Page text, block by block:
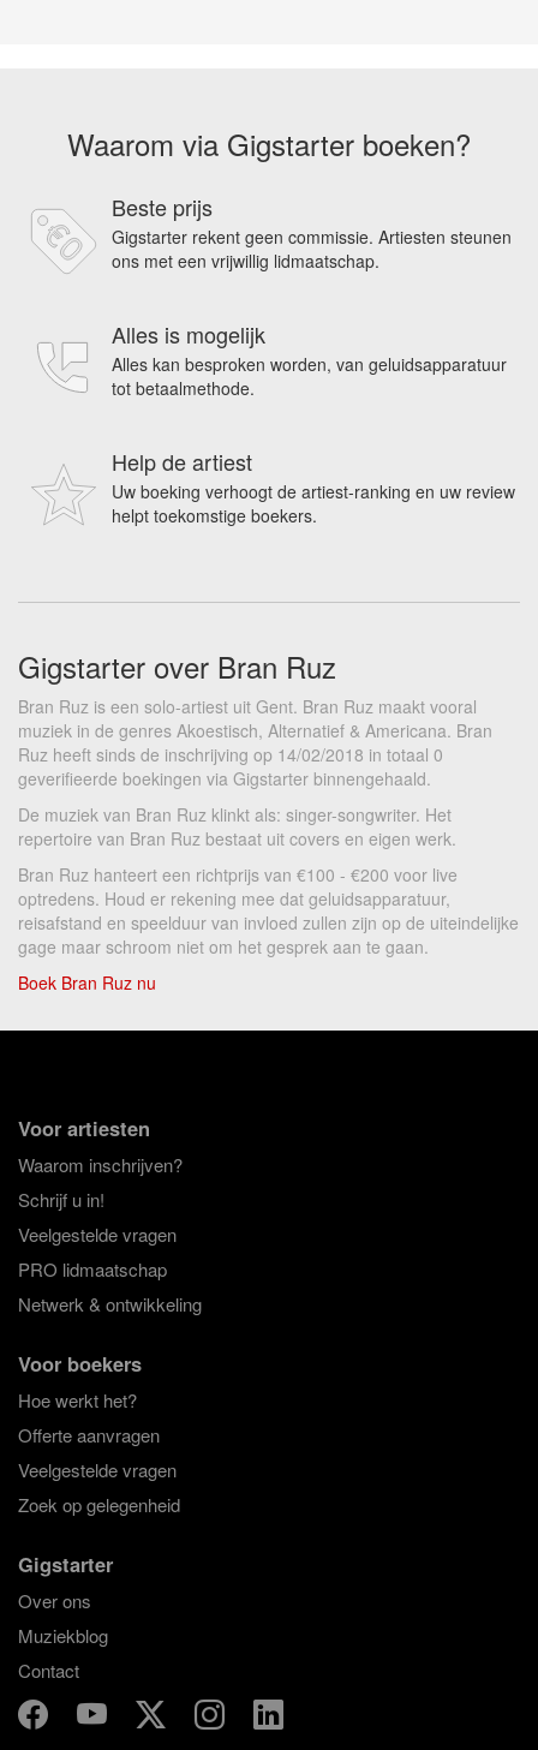
Waarom via Gigstarter boeken?
Beste prijs
Gigstarter rekent geen commissie. Artiesten steunen
ons met een vrijwillig lidmaatschap.
Alles is mogelijk
Alles kan besproken worden, van geluidsapparatuur
tot betaalmethode.
Help de artiest
Uw boeking verhoogt de artiest-ranking en uw review
helpt toekomstige boekers.
Gigstarter over Bran Ruz
Bran Ruz is een solo-artiest uit Gent. Bran Ruz maakt vooral
muziek in de genres Akoestisch, Alternatief & Americana. Bran
Ruz heeft sinds de inschrijving op 14/02/2018 in totaal 0
geverifieerde boekingen via Gigstarter binnengehaald.
De muziek van Bran Ruz klinkt als: singer-songwriter. Het
repertoire van Bran Ruz bestaat uit covers en eigen werk.
Bran Ruz hanteert een richtprijs van €100 - €200 voor live
optredens. Houd er rekening mee dat geluidsapparatuur,
reisafstand en speelduur van invloed zullen zijn op de uiteindelijke
gage maar schroom niet om het gesprek aan te gaan.
Boek Bran Ruz nu
Voor artiesten
Waarom inschrijven?
Schrijf u in!
Veelgestelde vragen
PRO lidmaatschap
Netwerk & ontwikkeling
Voor boekers
Hoe werkt het?
Offerte aanvragen
Veelgestelde vragen
Zoek op gelegenheid
Gigstarter
Over ons
Muziekblog
Contact